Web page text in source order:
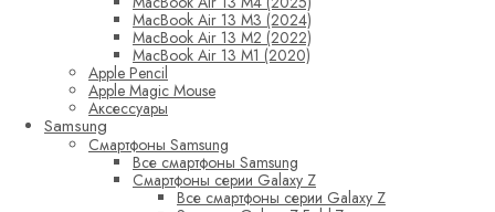
MacBook Air 13 M3 (2024)
MacBook Air 13 M2 (2022)
MacBook Air 13 M1 (2020)
Apple Pencil
Apple Magic Mouse
Аксессуары
Samsung
Смартфоны Samsung
Все смартфоны Samsung
Смартфоны серии Galaxy Z
Все смартфоны серии Galaxy Z